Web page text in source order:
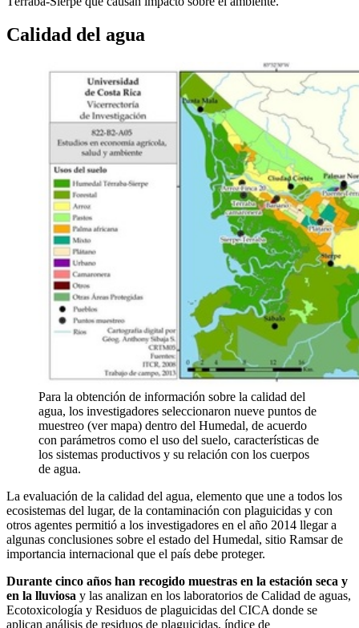
Calidad del agua
Para la obtención de información sobre la calidad del
agua, los investigadores seleccionaron nueve puntos de
muestreo (ver mapa) dentro del Humedal, de acuerdo
con parámetros como el uso del suelo, características de
los sistemas productivos y su relación con los cuerpos
de agua.
La evaluación de la calidad del agua, elemento que une a todos los
ecosistemas del lugar, de la contaminación con plaguicidas y con
otros agentes permitió a los investigadores en el año 2014 llegar a
algunas conclusiones sobre el estado del Humedal, sitio Ramsar de
importancia internacional que el país debe proteger.
Durante cinco años han recogido muestras en la estación seca y
en la lluviosa y las analizan en los laboratorios de Calidad de aguas,
Ecotoxicología y Residuos de plaguicidas del CICA donde se
aplican análisis de residuos de plaguicidas, índice de